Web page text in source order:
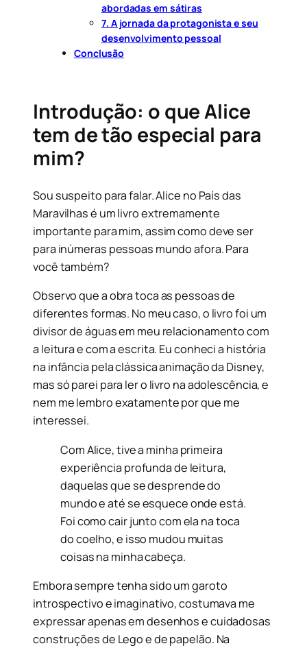
abordadas em sátiras
7. A jornada da protagonista e seu
desenvolvimento pessoal
Conclusão
Introdução: o que Alice
tem de tão especial para
mim?
Sou suspeito para falar. Alice no País das
Maravilhas é um livro extremamente
importante para mim, assim como deve ser
para inúmeras pessoas mundo afora. Para
você também?
Observo que a obra toca as pessoas de
diferentes formas. No meu caso, o livro foi um
divisor de águas em meu relacionamento com
a leitura e com a escrita. Eu conheci a história
na infância pela clássica animação da Disney,
mas só parei para ler o livro na adolescência, e
nem me lembro exatamente por que me
interessei.
Com Alice, tive a minha primeira
experiência profunda de leitura,
daquelas que se desprende do
mundo e até se esquece onde está.
Foi como cair junto com ela na toca
do coelho, e isso mudou muitas
coisas na minha cabeça.
Embora sempre tenha sido um garoto
introspectivo e imaginativo, costumava me
expressar apenas em desenhos e cuidadosas
construções de Lego e de papelão. Na